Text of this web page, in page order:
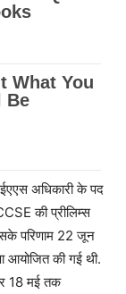
अधिकारी के पद
की प्रीलिम्स
परिणाम 22 जून
आयोजित की गई थी.
18 मई तक